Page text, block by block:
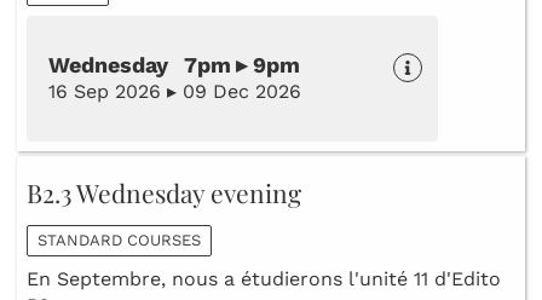
Wednesday 7pm ▸ 9pm
16 Sep 2026 ▸ 09 Dec 2026
B2.3 Wednesday evening
STANDARD COURSES
En Septembre, nous a étudierons l'unité 11 d'Edito